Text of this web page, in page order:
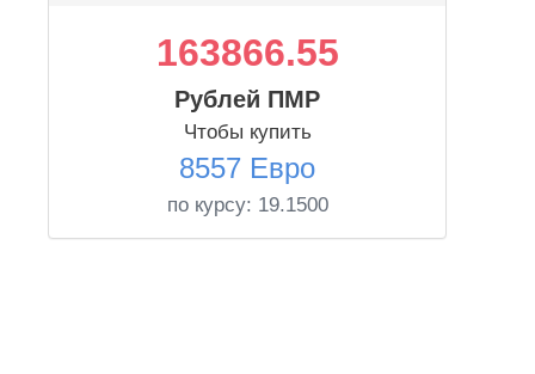
163866.55
Рублей ПМР
Чтобы купить
8557 Евро
по курсу: 19.1500